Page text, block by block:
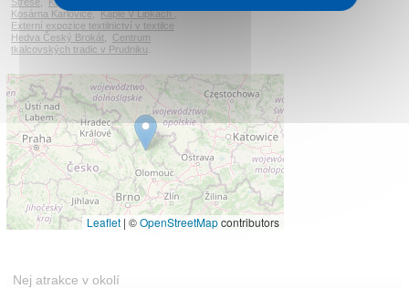
Střeše, Krytý bazén v Prudniku
Kosárna Karlovice,Kaple V Lipkách,
Externí expozice textilnictví v textilce
Hedva Český Brokát, Centrum
tkalcovských tradic v Prudniku.
Leaflet | ©OpenStreetMapcontributors
Nej atrakce v okolí